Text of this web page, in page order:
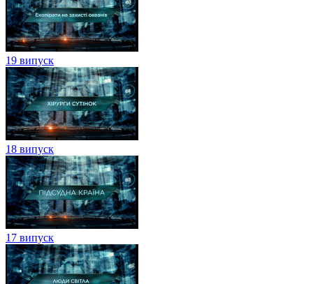
19 випуск
18 випуск
17 випуск